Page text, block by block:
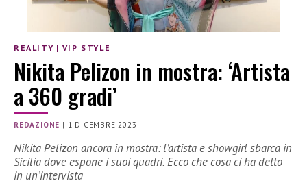
REALITY | VIP STYLE
Nikita Pelizon in mostra: ‘Artista
a 360 gradi’
REDAZIONE | 1 DICEMBRE 2023
Nikita Pelizon ancora in mostra: l’artista e showgirl sbarca in
Sicilia dove espone i suoi quadri. Ecco che cosa ci ha detto
in un’intervista